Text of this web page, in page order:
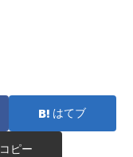
はてブ
コピー